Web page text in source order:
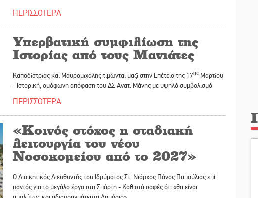
ΠΕΡΙΣΣΟΤΕΡΑ
Υπερβατική συμφιλίωση της
Ιστορίας από τους Μανιάτες
Καποδίστριας και Μαυρομιχάλης τιμώνται μαζί στην Επέτειο της 17ης Μαρτίου
- Ιστορική, ομόφωνη απόφαση του ΔΣ Ανατ. Μάνης με υψηλό συμβολισμό
ΠΕΡΙΣΣΟΤΕΡΑ
«Κοινός στόχος η σταδιακή
λειτουργία του νέου
Νοσοκομείου από το 2027»
Ο Διοικητικός Διευθυντής του Ιδρύματος Στ. Νιάρχος Πάνος Παπούλιας επί
παντός για το μεγάλο έργο στη Σπάρτη - Καθιστά σαφές ότι «θα είναι